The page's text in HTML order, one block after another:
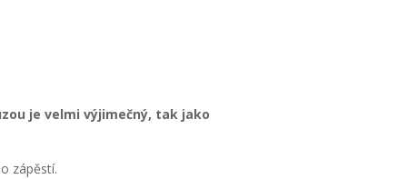
je velmi výjimečný, tak jako
zápěstí.